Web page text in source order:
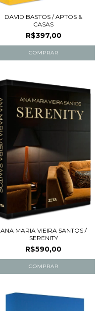
DAVID BASTOS / APTOS &
CASAS
R$397,00
ANA MARIA VIEIRA SANTOS /
SERENITY
R$590,00